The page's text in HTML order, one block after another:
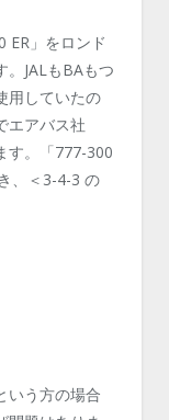
ER」をロンド
。JALもBAもつ
用していたの
エアバス社
す。「777-300
、＜3-4-3 の
いう方の場合